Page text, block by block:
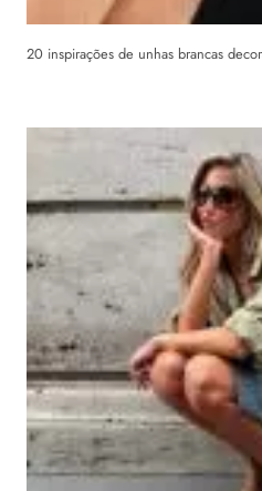
20 inspirações de unhas brancas